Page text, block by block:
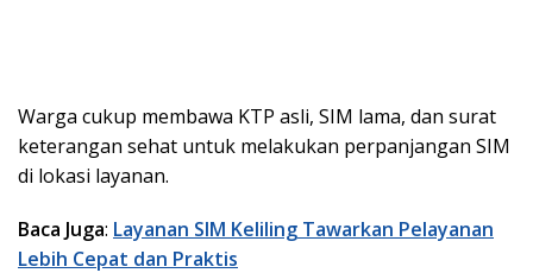
Warga cukup membawa KTP asli, SIM lama, dan surat
keterangan sehat untuk melakukan perpanjangan SIM
di lokasi layanan.
Baca Juga: Layanan SIM Keliling Tawarkan Pelayanan
Lebih Cepat dan Praktis